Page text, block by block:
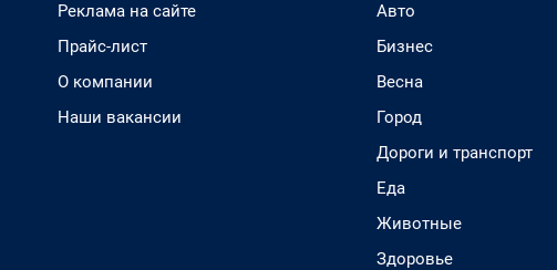
Реклама на сайте
Прайс-лист
О компании
Наши вакансии
Авто
Бизнес
Весна
Город
Дороги и транспорт
Еда
Животные
Здоровье